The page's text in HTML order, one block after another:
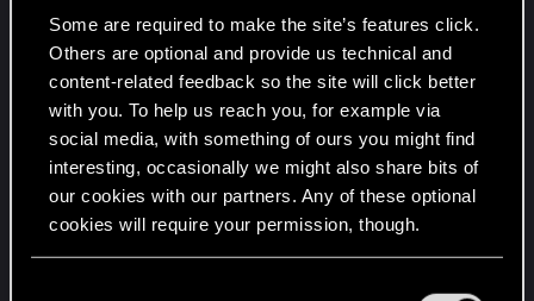
Some are required to make the site’s features click.
Others are optional and provide us technical and
content-related feedback so the site will click better
with you. To help us reach you, for example via
social media, with something of ours you might find
interesting, occasionally we might also share bits of
our cookies with our partners. Any of these optional
cookies will require your permission, though.
Last edited:Jan 6, 2020